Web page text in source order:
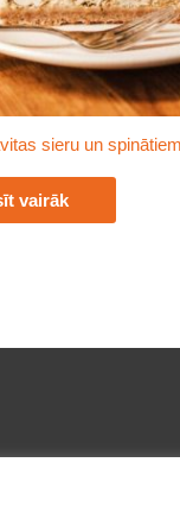
sieru un
vairāk